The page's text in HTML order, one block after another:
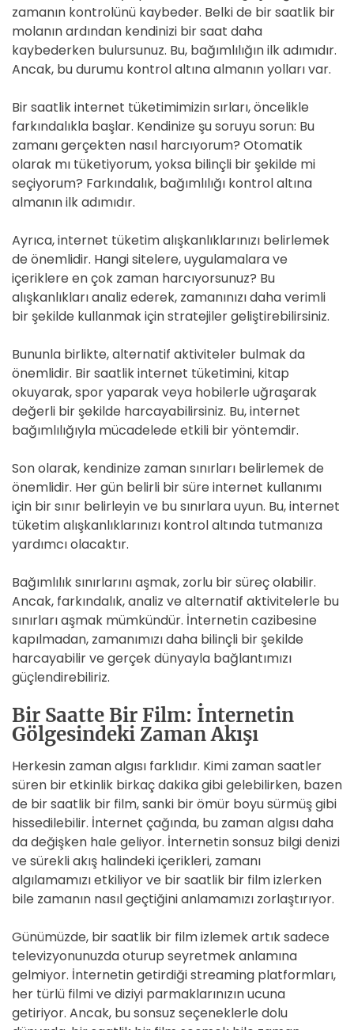
zamanın kontrolünü kaybeder. Belki de bir saatlik bir
molanın ardından kendinizi bir saat daha
kaybederken bulursunuz. Bu, bağımlılığın ilk adımıdır.
Ancak, bu durumu kontrol altına almanın yolları var.
Bir saatlik internet tüketimimizin sırları, öncelikle
farkındalıkla başlar. Kendinize şu soruyu sorun: Bu
zamanı gerçekten nasıl harcıyorum? Otomatik
olarak mı tüketiyorum, yoksa bilinçli bir şekilde mi
seçiyorum? Farkındalık, bağımlılığı kontrol altına
almanın ilk adımıdır.
Ayrıca, internet tüketim alışkanlıklarınızı belirlemek
de önemlidir. Hangi sitelere, uygulamalara ve
içeriklere en çok zaman harcıyorsunuz? Bu
alışkanlıkları analiz ederek, zamanınızı daha verimli
bir şekilde kullanmak için stratejiler geliştirebilirsiniz.
Bununla birlikte, alternatif aktiviteler bulmak da
önemlidir. Bir saatlik internet tüketimini, kitap
okuyarak, spor yaparak veya hobilerle uğraşarak
değerli bir şekilde harcayabilirsiniz. Bu, internet
bağımlılığıyla mücadelede etkili bir yöntemdir.
Son olarak, kendinize zaman sınırları belirlemek de
önemlidir. Her gün belirli bir süre internet kullanımı
için bir sınır belirleyin ve bu sınırlara uyun. Bu, internet
tüketim alışkanlıklarınızı kontrol altında tutmanıza
yardımcı olacaktır.
Bağımlılık sınırlarını aşmak, zorlu bir süreç olabilir.
Ancak, farkındalık, analiz ve alternatif aktivitelerle bu
sınırları aşmak mümkündür. İnternetin cazibesine
kapılmadan, zamanımızı daha bilinçli bir şekilde
harcayabilir ve gerçek dünyayla bağlantımızı
güçlendirebiliriz.
Bir Saatte Bir Film: İnternetin
Gölgesindeki Zaman Akışı
Herkesin zaman algısı farklıdır. Kimi zaman saatler
süren bir etkinlik birkaç dakika gibi gelebilirken, bazen
de bir saatlik bir film, sanki bir ömür boyu sürmüş gibi
hissedilebilir. İnternet çağında, bu zaman algısı daha
da değişken hale geliyor. İnternetin sonsuz bilgi denizi
ve sürekli akış halindeki içerikleri, zamanı
algılamamızı etkiliyor ve bir saatlik bir film izlerken
bile zamanın nasıl geçtiğini anlamamızı zorlaştırıyor.
Günümüzde, bir saatlik bir film izlemek artık sadece
televizyonunuzda oturup seyretmek anlamına
gelmiyor. İnternetin getirdiği streaming platformları,
her türlü filmi ve diziyi parmaklarınızın ucuna
getiriyor. Ancak, bu sonsuz seçeneklerle dolu